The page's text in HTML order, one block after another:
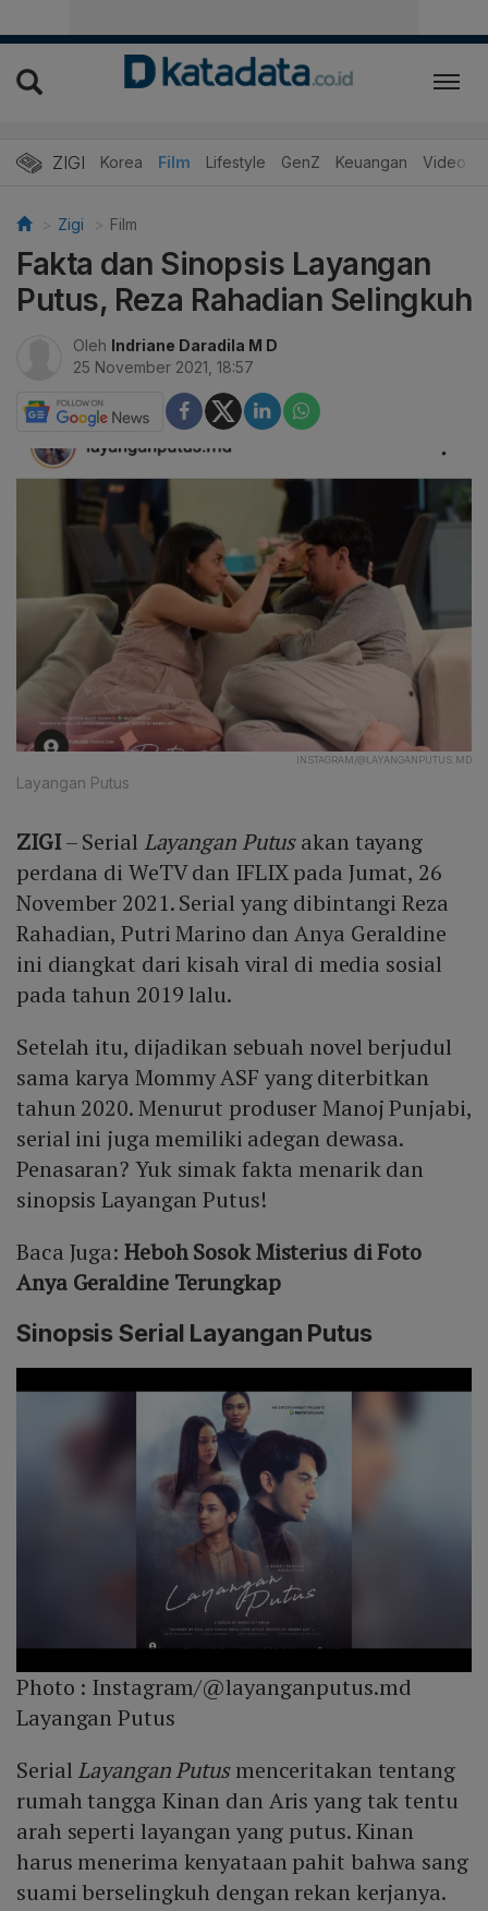
ZIGI
Hits Korea Film Lifestyle GenZ Keuangan Video
Zigi Film
Fakta dan Sinopsis Layangan
Putus, Reza Rahadian Selingkuh
Oleh Indriane Daradila M D
25 November 2021, 18:57
INSTAGRAM/@LAYANGANPUTUS.MD
Layangan Putus
ZIGI– Serial Layangan Putusakan tayang
perdana di WeTV dan IFLIX pada Jumat, 26
November 2021. Serial yang dibintangi Reza
Rahadian, Putri Marino dan Anya Geraldine
ini diangkat dari kisah viral di media sosial
pada tahun 2019 lalu.
Setelah itu, dijadikan sebuah novel berjudul
sama karya Mommy ASF yang diterbitkan
tahun 2020. Menurut produser Manoj Punjabi,
serial ini juga memiliki adegan dewasa.
Penasaran? Yuk simak fakta menarik dan
sinopsis Layangan Putus!
Baca Juga: Heboh Sosok Misterius di Foto
Anya Geraldine Terungkap
Sinopsis Serial Layangan Putus
Photo : Instagram/@layanganputus.md
Layangan Putus
Serial Layangan Putusmenceritakan tentang
rumah tangga Kinan dan Aris yang tak tentu
arah seperti layangan yang putus. Kinan
harus menerima kenyataan pahit bahwa sang
suami berselingkuh dengan rekan kerjanya.